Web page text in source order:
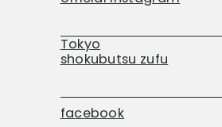
Tokyo
shokubutsu zufu
facebook